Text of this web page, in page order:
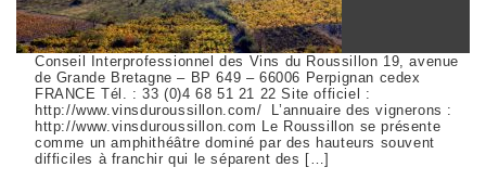
Conseil Interprofessionnel des Vins du Roussillon 19, avenue
de Grande Bretagne – BP 649 – 66006 Perpignan cedex
FRANCE Tél. : 33 (0)4 68 51 21 22 Site officiel :
http://www.vinsduroussillon.com/ L’annuaire des vignerons :
http://www.vinsduroussillon.com Le Roussillon se présente
comme un amphithéâtre dominé par des hauteurs souvent
difficiles à franchir qui le séparent des […]